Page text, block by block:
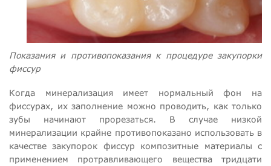
Показания и противопоказания к процедуре закупорки
фиссур
Когда минерализация имеет нормальный фон на
фиссурах, их заполнение можно проводить, как только
зубы начинают прорезаться. В случае низкой
минерализации крайне противопоказано использовать в
качестве закупорок фиссур композитные материалы с
применением протравливающего вещества тридцати